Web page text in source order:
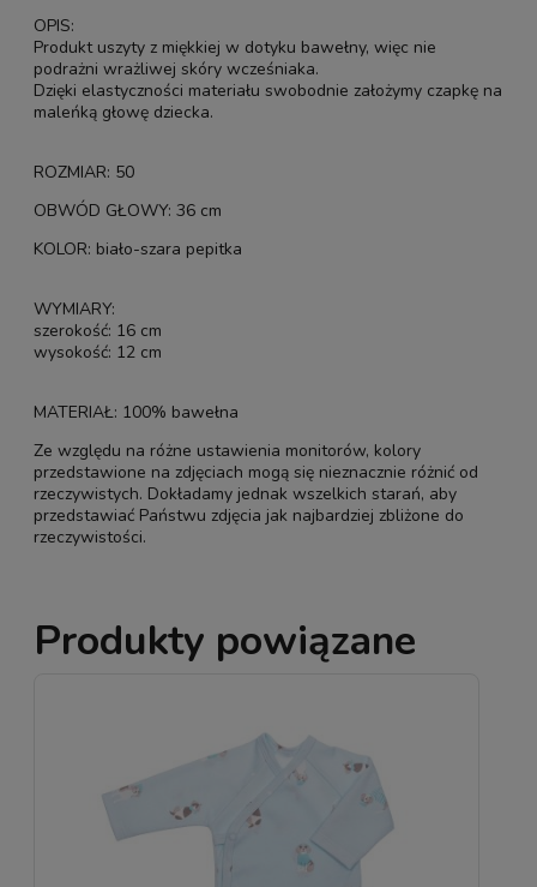
OPIS:
Produkt uszyty z miękkiej w dotyku bawełny, więc nie
podrażni wrażliwej skóry wcześniaka.
Dzięki elastyczności materiału swobodnie założymy czapkę na
maleńką głowę dziecka.
ROZMIAR: 50
OBWÓD GŁOWY: 36 cm
KOLOR: biało-szara pepitka
WYMIARY:
szerokość: 16 cm
wysokość: 12 cm
MATERIAŁ: 100% bawełna
Ze względu na różne ustawienia monitorów, kolory
przedstawione na zdjęciach mogą się nieznacznie różnić od
rzeczywistych. Dokładamy jednak wszelkich starań, aby
przedstawiać Państwu zdjęcia jak najbardziej zbliżone do
rzeczywistości.
Produkty powiązane